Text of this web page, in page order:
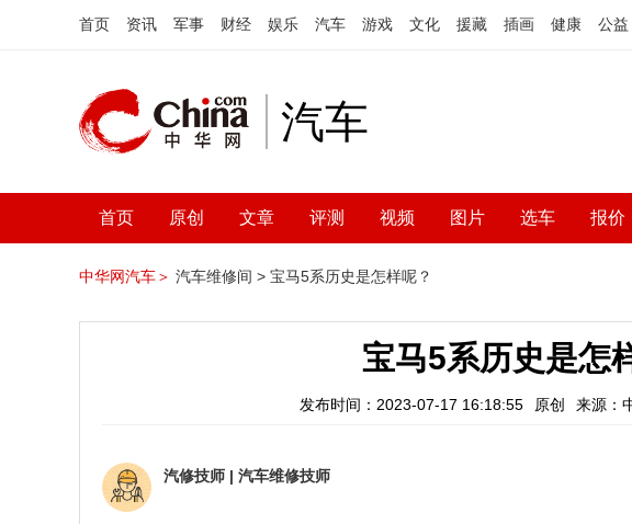
首页 资讯 军事 财经 娱乐 汽车 游戏 文化 援藏 插画 健康 公益
汽车
首页 原创 文章 评测 视频 图片 选车 报价
中华网汽车＞ 汽车维修间 > 宝马5系历史是怎样呢？
宝马5系历史是怎
发布时间：2023-07-17 16:18:55 原创 来源：
汽修技师 | 汽车维修技师